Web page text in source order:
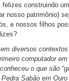
construindo
nosso patrimônio)
e nossos filhos
diversos
computador em
o que são
Sabão em